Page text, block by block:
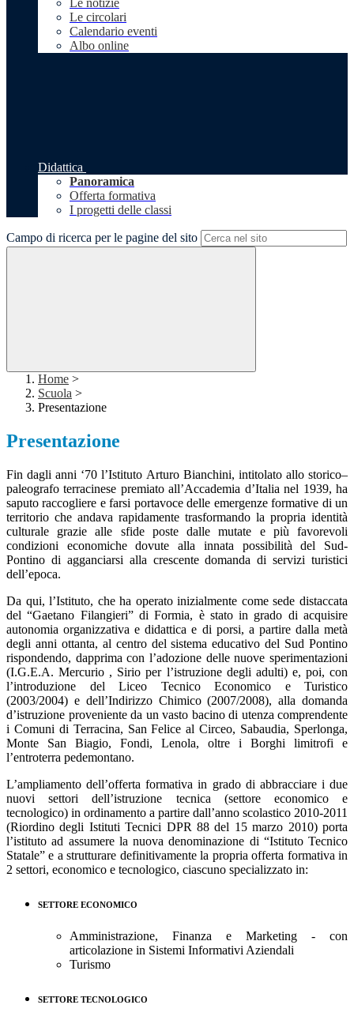
Le notizie
Le circolari
Calendario eventi
Albo online
Didattica
Panoramica
Offerta formativa
I progetti delle classi
Campo di ricerca per le pagine del sito
Home >
Scuola >
Presentazione
Presentazione
Fin dagli anni ‘70 l’Istituto Arturo Bianchini, intitolato allo storico–
paleografo terracinese premiato all’Accademia d’Italia nel 1939, ha
saputo raccogliere e farsi portavoce delle emergenze formative di un
territorio che andava rapidamente trasformando la propria identità
culturale grazie alle sfide poste dalle mutate e più favorevoli
condizioni economiche dovute alla innata possibilità del Sud-
Pontino di agganciarsi alla crescente domanda di servizi turistici
dell’epoca.
Da qui, l’Istituto, che ha operato inizialmente come sede distaccata
del “Gaetano Filangieri” di Formia, è stato in grado di acquisire
autonomia organizzativa e didattica e di porsi, a partire dalla metà
degli anni ottanta, al centro del sistema educativo del Sud Pontino
rispondendo, dapprima con l’adozione delle nuove sperimentazioni
(I.G.E.A. Mercurio , Sirio per l’istruzione degli adulti) e, poi, con
l’introduzione del Liceo Tecnico Economico e Turistico
(2003/2004) e dell’Indirizzo Chimico (2007/2008), alla domanda
d’istruzione proveniente da un vasto bacino di utenza comprendente
i Comuni di Terracina, San Felice al Circeo, Sabaudia, Sperlonga,
Monte San Biagio, Fondi, Lenola, oltre i Borghi limitrofi e
l’entroterra pedemontano.
L’ampliamento dell’offerta formativa in grado di abbracciare i due
nuovi settori dell’istruzione tecnica (settore economico e
tecnologico) in ordinamento a partire dall’anno scolastico 2010-2011
(Riordino degli Istituti Tecnici DPR 88 del 15 marzo 2010) porta
l’istituto ad assumere la nuova denominazione di “Istituto Tecnico
Statale” e a strutturare definitivamente la propria offerta formativa in
2 settori, economico e tecnologico, ciascuno specializzato in:
SETTORE ECONOMICO
Amministrazione, Finanza e Marketing - con
articolazione in Sistemi Informativi Aziendali
Turismo
SETTORE TECNOLOGICO